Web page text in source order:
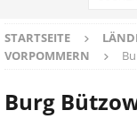
STARTSEITE
VORPOMMERN
Burg